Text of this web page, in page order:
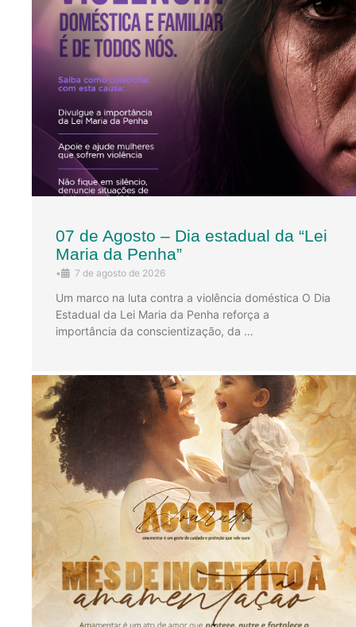
07 de Agosto – Dia estadual da “Lei
Maria da Penha”
• 7 de agosto de 2026
Um marco na luta contra a violência doméstica O Dia
Estadual da Lei Maria da Penha reforça a
importância da conscientização, da …